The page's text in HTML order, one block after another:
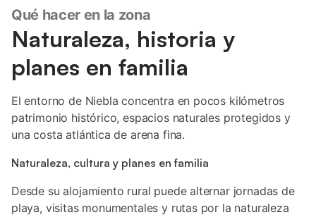
Qué hacer en la zona
Naturaleza, historia y
planes en familia
El entorno de Niebla concentra en pocos kilómetros
patrimonio histórico, espacios naturales protegidos y
una costa atlántica de arena fina.
Naturaleza, cultura y planes en familia
Desde su alojamiento rural puede alternar jornadas de
playa, visitas monumentales y rutas por la naturaleza